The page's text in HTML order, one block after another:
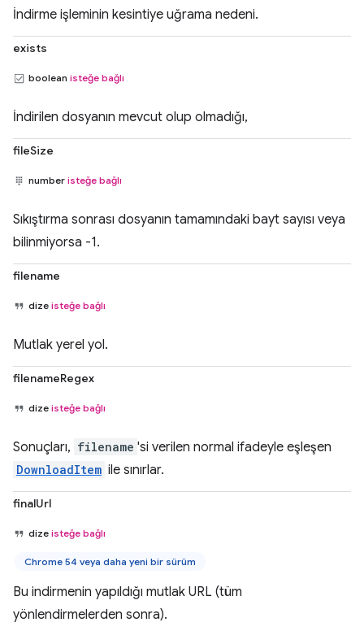
İndirme işleminin kesintiye uğrama nedeni.
exists
boolean isteğe bağlı
İndirilen dosyanın mevcut olup olmadığı,
fileSize
number isteğe bağlı
Sıkıştırma sonrası dosyanın tamamındaki bayt sayısı veya
bilinmiyorsa -1.
filename
dize isteğe bağlı
Mutlak yerel yol.
filenameRegex
dize isteğe bağlı
Sonuçları, filename 'si verilen normal ifadeyle eşleşen
DownloadItem ile sınırlar.
finalUrl
dize isteğe bağlı
Chrome 54 veya daha yeni bir sürüm
Bu indirmenin yapıldığı mutlak URL (tüm
yönlendirmelerden sonra).